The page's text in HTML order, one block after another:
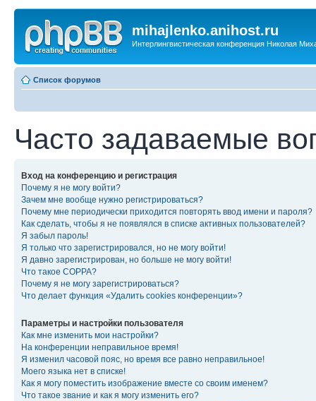
mihajlenko.anihost.ru
Интерлингвистическая конференция Николая
Список форумов
Часто задаваемые
Вход на конференцию и регистрация
Почему я не могу войти?
Зачем мне вообще нужно регистрироваться?
Почему мне периодически приходится повторять ввод имени и пароля?
Как сделать, чтобы я не появлялся в списке активных пользователей?
Я забыл пароль!
Я только что зарегистрировался, но не могу войти!
Я давно зарегистрирован, но больше не могу войти!
Что такое COPPA?
Почему я не могу зарегистрироваться?
Что делает функция «Удалить cookies конференции»?
Параметры и настройки пользователя
Как мне изменить мои настройки?
На конференции неправильное время!
Я изменил часовой пояс, но время все равно неправильное!
Моего языка нет в списке!
Как я могу поместить изображение вместе со своим именем?
Что такое звание и как я могу изменить его?